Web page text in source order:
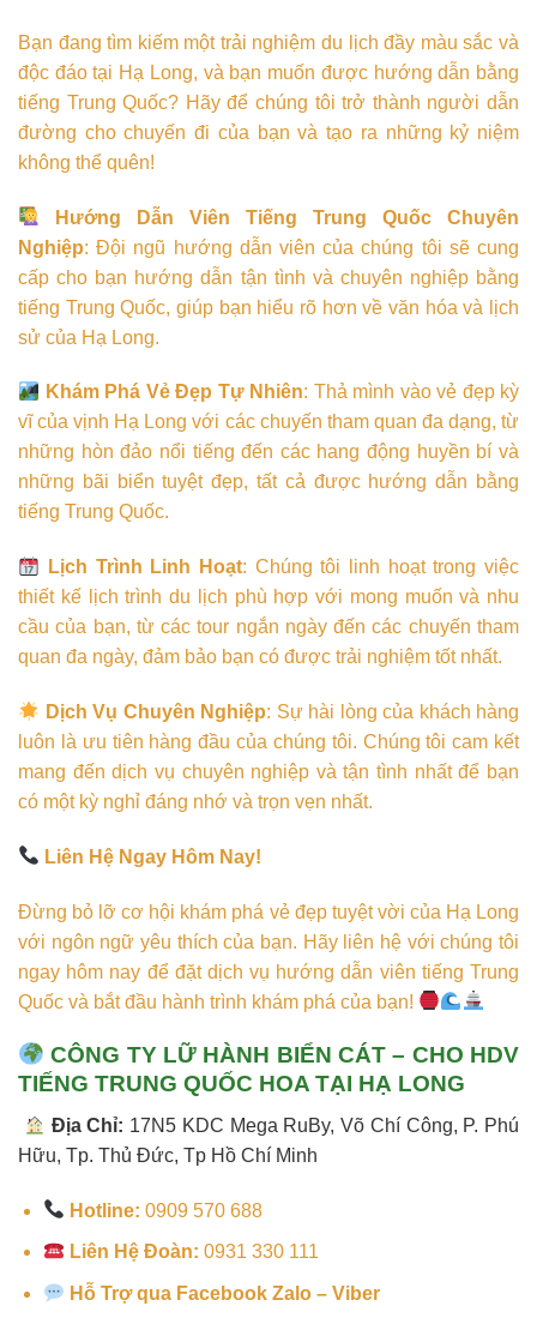
Bạn đang tìm kiếm một trải nghiệm du lịch đầy màu sắc và
độc đáo tại Hạ Long, và bạn muốn được hướng dẫn bằng
tiếng Trung Quốc? Hãy để chúng tôi trở thành người dẫn
đường cho chuyến đi của bạn và tạo ra những kỷ niệm
không thể quên!
Hướng Dẫn Viên Tiếng Trung Quốc Chuyên
Nghiệp: Đội ngũ hướng dẫn viên của chúng tôi sẽ cung
cấp cho bạn hướng dẫn tận tình và chuyên nghiệp bằng
tiếng Trung Quốc, giúp bạn hiểu rõ hơn về văn hóa và lịch
sử của Hạ Long.
Khám Phá Vẻ Đẹp Tự Nhiên: Thả mình vào vẻ đẹp kỳ
vĩ của vịnh Hạ Long với các chuyến tham quan đa dạng, từ
những hòn đảo nổi tiếng đến các hang động huyền bí và
những bãi biển tuyệt đẹp, tất cả được hướng dẫn bằng
tiếng Trung Quốc.
Lịch Trình Linh Hoạt: Chúng tôi linh hoạt trong việc
thiết kế lịch trình du lịch phù hợp với mong muốn và nhu
cầu của bạn, từ các tour ngắn ngày đến các chuyến tham
quan đa ngày, đảm bảo bạn có được trải nghiệm tốt nhất.
Dịch Vụ Chuyên Nghiệp: Sự hài lòng của khách hàng
luôn là ưu tiên hàng đầu của chúng tôi. Chúng tôi cam kết
mang đến dịch vụ chuyên nghiệp và tận tình nhất để bạn
có một kỳ nghỉ đáng nhớ và trọn vẹn nhất.
Liên Hệ Ngay Hôm Nay!
Đừng bỏ lỡ cơ hội khám phá vẻ đẹp tuyệt vời của Hạ Long
với ngôn ngữ yêu thích của bạn. Hãy liên hệ với chúng tôi
ngay hôm nay để đặt dịch vụ hướng dẫn viên tiếng Trung
Quốc và bắt đầu hành trình khám phá của bạn!
CÔNG TY LỮ HÀNH BIỂN CÁT – CHO HDV
TIẾNG TRUNG QUỐC HOA TẠI HẠ LONG
Địa Chỉ: 17N5 KDC Mega RuBy, Võ Chí Công, P. Phú
Hữu, Tp. Thủ Đức, Tp Hồ Chí Minh
Hotline: 0909 570 688
Liên Hệ Đoàn: 0931 330 111
Hỗ Trợ qua Facebook Zalo – Viber